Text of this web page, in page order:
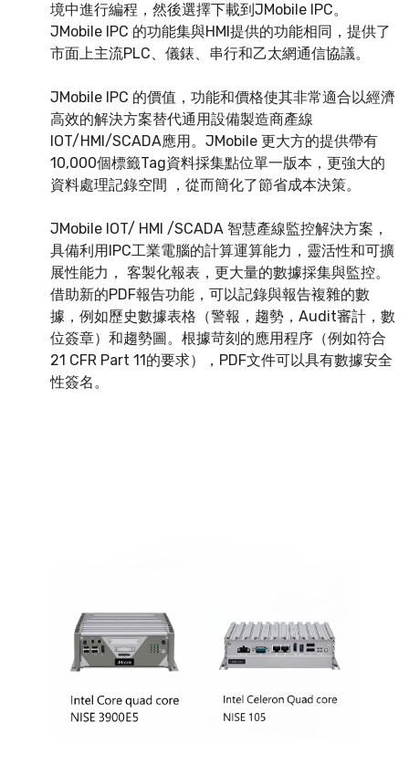
境中進行編程，然後選擇下載到JMobile IPC。
JMobile IPC 的功能集與HMI提供的功能相同，提供了
市面上主流PLC、儀錶、串行和乙太網通信協議。
JMobile IPC 的價值，功能和價格使其非常適合以經濟
高效的解決方案替代通用設備製造商產線
IOT/HMI/SCADA應用。JMobile 更大方的提供帶有
10,000個標籤Tag資料採集點位單一版本，更強大的
資料處理記錄空間 ，從而簡化了節省成本決策。
JMobile IOT/ HMI /SCADA 智慧產線監控解決方案，
具備利用IPC工業電腦的計算運算能力，靈活性和可擴
展性能力， 客製化報表，更大量的數據採集與監控。
借助新的PDF報告功能，可以記錄與報告複雜的數
據，例如歷史數據表格（警報，趨勢，Audit審計，數
位簽章）和趨勢圖。根據苛刻的應用程序（例如符合
21 CFR Part 11的要求），PDF文件可以具有數據安全
性簽名。